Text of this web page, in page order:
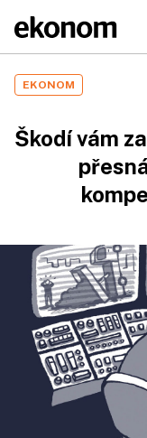
EKONOM
Škodí vám